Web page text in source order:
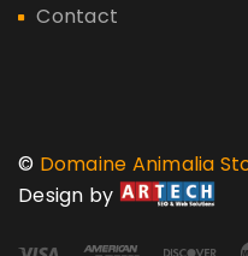
Contact
© Domaine Animalia
Design by